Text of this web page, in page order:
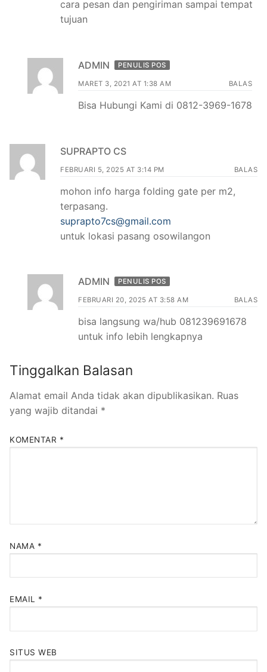
cara pesan dan pengiriman sampai tempat
tujuan
ADMIN PENULIS POS
MARET 3, 2021 AT 1:38 AM BALAS
Bisa Hubungi Kami di 0812-3969-1678
SUPRAPTO CS
FEBRUARI 5, 2025 AT 3:14 PM BALAS
mohon info harga folding gate per m2,
terpasang.
suprapto7cs@gmail.com
untuk lokasi pasang osowilangon
ADMIN PENULIS POS
FEBRUARI 20, 2025 AT 3:58 AM BALAS
bisa langsung wa/hub 081239691678
untuk info lebih lengkapnya
Tinggalkan Balasan
Alamat email Anda tidak akan dipublikasikan. Ruas
yang wajib ditandai *
KOMENTAR *
NAMA *
EMAIL *
SITUS WEB